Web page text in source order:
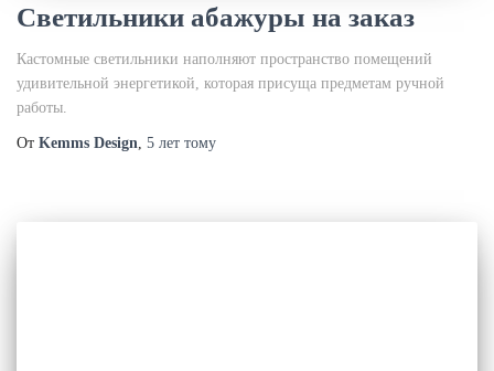
Светильники абажуры на заказ
Кастомные светильники наполняют пространство помещений
удивительной энергетикой, которая присуща предметам ручной
работы.
От Kemms Design 5 лет тому